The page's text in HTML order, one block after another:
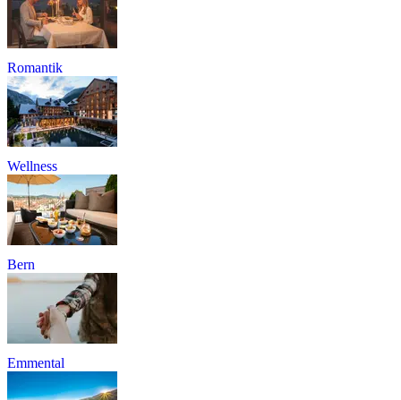
Romantik
Wellness
Bern
Emmental